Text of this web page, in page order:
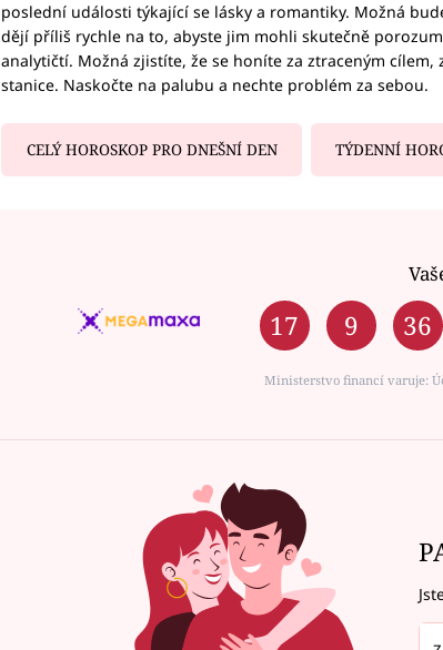
poslední události týkající se lásky a romantiky. Možná
dějí příliš rychle na to, abyste jim mohli skutečně
analytičtí. Možná zjistíte, že se honíte za ztraceným cílem,
stanice. Naskočte na palubu a nechte problém za sebou.
CELÝ HOROSKOP PRO DNEŠNÍ DEN TÝDENNÍ
17 9 36
Ministerstvo financí varuje: